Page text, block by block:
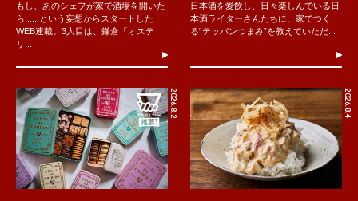
あまり美味しくないと思ったものでも完食、というのも素晴ら
しいことです。そんなことで「お腹に入ればなんでもいいんで
しょ？」と言われたら、「食材に罪はないですから」と言って
料理を誉めるのには勇気がいります。簡単に誉めると、その程
度の味覚かと思われてしまいそうで怖いのです。だから、美味
しいと思っても「うん、まあまあかな」なんて周りを見ながら
中途半端な反応をします。実はぴーちゃんのように、なんでも
「美味しい！」と言える人が羨ましいのです。その点、とにか
もし、あのシェフが家で酒場を開いた
ら......という妄想からスタートした
WEB連載。3人目は、鎌倉「オステ
リ...
日本酒を愛飲し、日々楽しんでいる日
本酒ライターさんたちに、家でつく
る“テッパンつまみ”を教えていただ...
2026.8.2 2026.8.4